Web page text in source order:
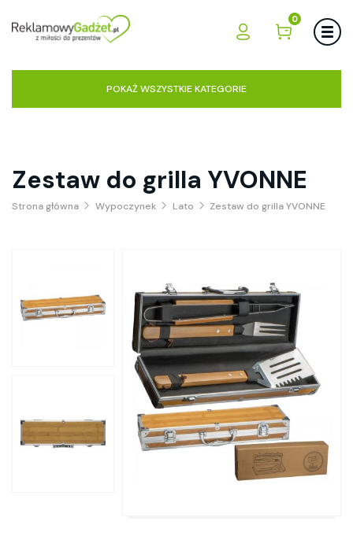
0
POKAŻ WSZYSTKIE KATEGORIE
Zestaw do grilla YVONNE
Strona główna Wypoczynek Lato Zestaw do grilla YVONNE